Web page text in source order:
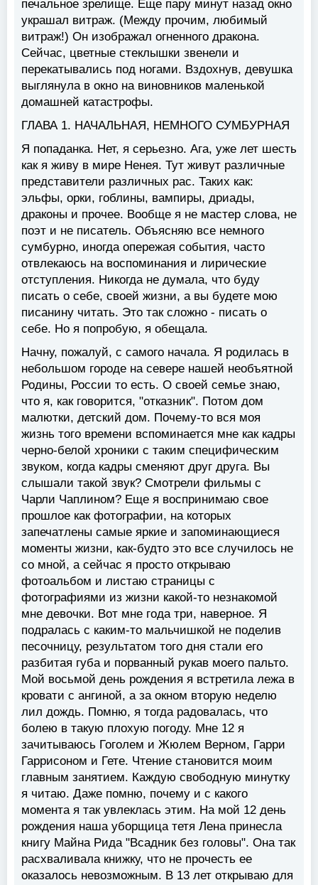
печальное зрелище. Еще пару минут назад окно
украшал витраж. (Между прочим, любимый
витраж!) Он изображал огненного дракона.
Сейчас, цветные стеклышки звенели и
перекатывались под ногами. Вздохнув, девушка
выглянула в окно на виновников маленькой
домашней катастрофы.
ГЛАВА 1. НАЧАЛЬНАЯ, НЕМНОГО СУМБУРНАЯ
Я попаданка. Нет, я серьезно. Ага, уже лет шесть
как я живу в мире Ненея. Тут живут различные
представители различных рас. Таких как:
эльфы, орки, гоблины, вампиры, дриады,
драконы и прочее. Вообще я не мастер слова, не
поэт и не писатель. Объясняю все немного
сумбурно, иногда опережая события, часто
отвлекаюсь на воспоминания и лирические
отступления. Никогда не думала, что буду
писать о себе, своей жизни, а вы будете мою
писанину читать. Это так сложно - писать о
себе. Но я попробую, я обещала.
Начну, пожалуй, с самого начала. Я родилась в
небольшом городе на севере нашей необъятной
Родины, России то есть. О своей семье знаю,
что я, как говорится, "отказник". Потом дом
малютки, детский дом. Почему-то вся моя
жизнь того времени вспоминается мне как кадры
черно-белой хроники с таким специфическим
звуком, когда кадры сменяют друг друга. Вы
слышали такой звук? Смотрели фильмы с
Чарли Чаплином? Еще я воспринимаю свое
прошлое как фотографии, на которых
запечатлены самые яркие и запоминающиеся
моменты жизни, как-будто это все случилось не
со мной, а сейчас я просто открываю
фотоальбом и листаю страницы с
фотографиями из жизни какой-то незнакомой
мне девочки. Вот мне года три, наверное. Я
подралась с каким-то мальчишкой не поделив
песочницу, результатом того дня стали его
разбитая губа и порванный рукав моего пальто.
Мой восьмой день рождения я встретила лежа в
кровати с ангиной, а за окном вторую неделю
лил дождь. Помню, я тогда радовалась, что
болею в такую плохую погоду. Мне 12 я
зачитываюсь Гоголем и Жюлем Верном, Гарри
Гаррисоном и Гете. Чтение становится моим
главным занятием. Каждую свободную минутку
я читаю. Даже помню, почему и с какого
момента я так увлеклась этим. На мой 12 день
рождения наша уборщица тетя Лена принесла
книгу Майна Рида "Всадник без головы". Она так
расхваливала книжку, что не прочесть ее
оказалось невозможным. В 13 лет открываю для